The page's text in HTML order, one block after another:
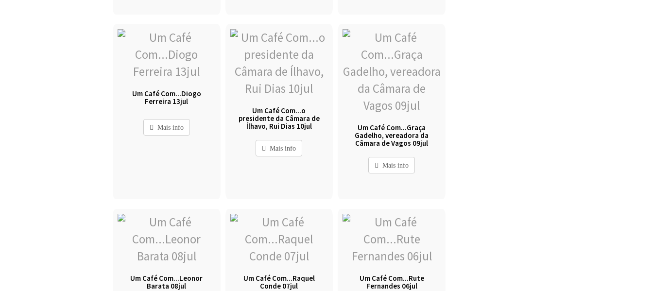
Um Café Com...Diogo
Ferreira 13jul
Mais info
Um Café Com...o
presidente da Câmara de
Ílhavo, Rui Dias 10jul
Mais info
Um Café Com...Graça
Gadelho, vereadora da
Câmara de Vagos 09jul
Mais info
Um Café Com...Leonor
Barata 08jul
Um Café Com...Raquel
Conde 07jul
Um Café Com...Rute
Fernandes 06jul